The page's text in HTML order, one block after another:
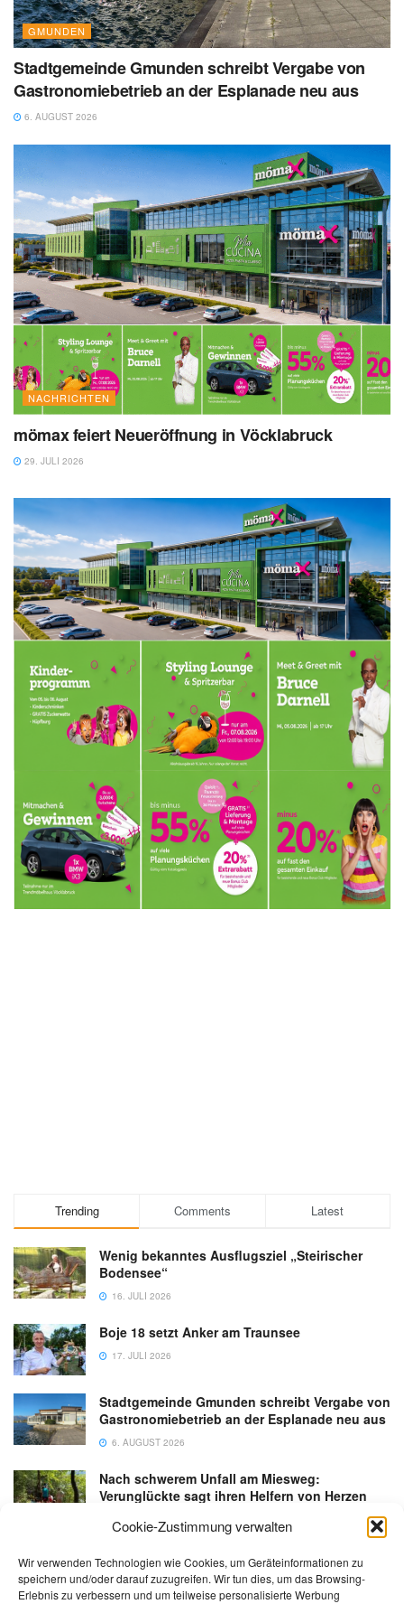
Cookie-Zustimmung verwalten
Wir verwenden Technologien wie Cookies, um Geräteinformationen zu
speichern und/oder darauf zuzugreifen. Wir tun dies, um das Browsing-
Erlebnis zu verbessern und um teilweise personalisierte Werbung
GMUNDEN
Stadtgemeinde Gmunden schreibt Vergabe von
Gastronomiebetrieb an der Esplanade neu aus
6. AUGUST 2026
NACHRICHTEN
mömax feiert Neueröffnung in Vöcklabruck
29. JULI 2026
Trending Comments Latest
Wenig bekanntes Ausflugsziel „Steirischer
Bodensee“
16. JULI 2026
Boje 18 setzt Anker am Traunsee
17. JULI 2026
Stadtgemeinde Gmunden schreibt Vergabe von
Gastronomiebetrieb an der Esplanade neu aus
6. AUGUST 2026
Nach schwerem Unfall am Miesweg:
Verunglückte sagt ihren Helfern von Herzen
3. AUGUST 2026